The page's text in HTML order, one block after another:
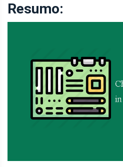
Resumo: